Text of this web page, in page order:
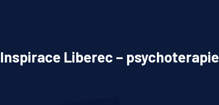
Inspirace Liberec – psychoterapie